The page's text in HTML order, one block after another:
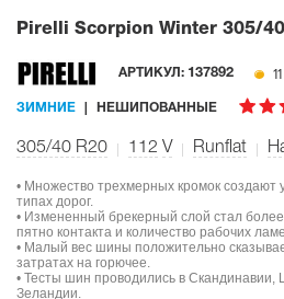
Pirelli Scorpion Winter 305/
АРТИКУЛ: 137892
ЗИМНИЕ НЕШИПОВАННЫЕ
305/40 R20 112 V Runflat
• Множество трехмерных кромок создают
типах дорог.
• Измененный брекерный слой стал
пятно контакта и количество рабочих
• Малый вес шины положительно
затратах на горючее.
• Тесты шин проводились в
Зеландии.